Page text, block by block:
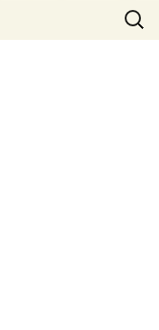
Search
for: